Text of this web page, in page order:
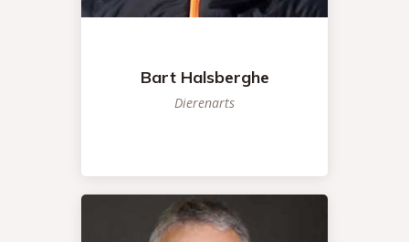
Bart Halsberghe
Dierenarts